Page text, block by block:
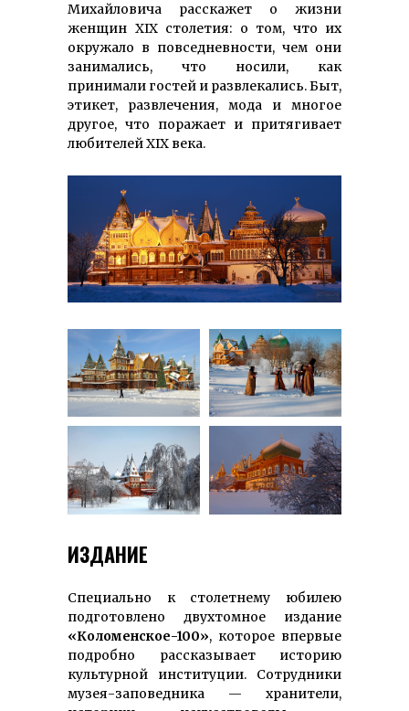
Михайловича расскажет о жизни
женщин XIX столетия: о том, что их
окружало в повседневности, чем они
занимались, что носили, как
принимали гостей и развлекались. Быт,
этикет, развлечения, мода и многое
другое, что поражает и притягивает
любителей XIX века.
ИЗДАНИЕ
Специально к столетнему юбилею
подготовлено двухтомное издание
«Коломенское-100», которое впервые
подробно рассказывает историю
культурной институции. Сотрудники
музея-заповедника — хранители,